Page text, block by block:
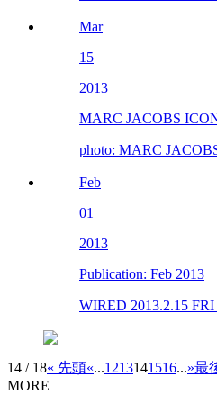
Mar
15
2013
MARC JACOBS
photo: MARC
Feb
01
2013
Publication: Feb 2013
WIRED 2013.2.15
14 / 18« 先頭«...1213141516...»最
MORE